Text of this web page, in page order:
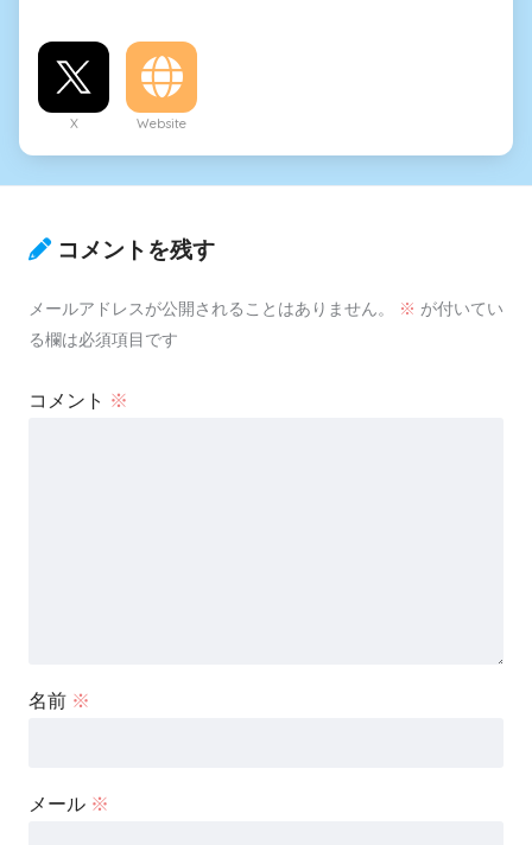
X Website
コメントを残す
メールアドレスが公開されることはありません。 ※ が付いてい
る欄は必須項目です
コメント ※
名前 ※
メール ※